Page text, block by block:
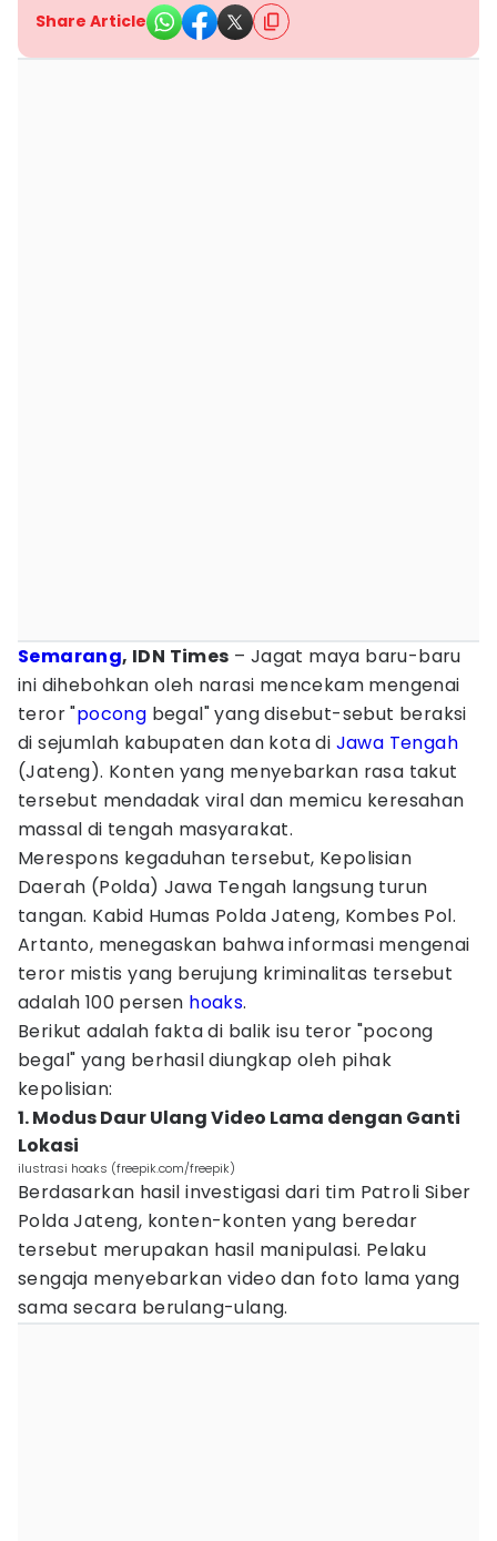
Share Article
Semarang, IDN Times – Jagat maya baru-baru
ini dihebohkan oleh narasi mencekam mengenai
teror "pocong begal" yang disebut-sebut beraksi
di sejumlah kabupaten dan kota di Jawa Tengah
(Jateng). Konten yang menyebarkan rasa takut
tersebut mendadak viral dan memicu keresahan
massal di tengah masyarakat.
Merespons kegaduhan tersebut, Kepolisian
Daerah (Polda) Jawa Tengah langsung turun
tangan. Kabid Humas Polda Jateng, Kombes Pol.
Artanto, menegaskan bahwa informasi mengenai
teror mistis yang berujung kriminalitas tersebut
adalah 100 persen hoaks.
Berikut adalah fakta di balik isu teror "pocong
begal" yang berhasil diungkap oleh pihak
kepolisian:
1. Modus Daur Ulang Video Lama dengan Ganti
Lokasi
ilustrasi hoaks (freepik.com/freepik)
Berdasarkan hasil investigasi dari tim Patroli Siber
Polda Jateng, konten-konten yang beredar
tersebut merupakan hasil manipulasi. Pelaku
sengaja menyebarkan video dan foto lama yang
sama secara berulang-ulang.